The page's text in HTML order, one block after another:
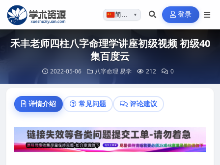
简体…▼ 登录
禾丰老师四柱八字命理学讲座初级视频 初级40
集百度云
2022-05-06 八字命理 易学 212 0
详情介绍 常见问题 评论建议